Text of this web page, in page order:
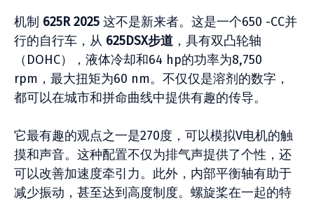
机制 625R 2025 这不是新来者。这是一个650 -CC并
行的自行车，从 625DSX步道 ，具有双凸轮轴
（DOHC），液体冷却和64 hp的功率为8,750
rpm，最大扭矩为60 nm。不仅仅是溶剂的数字，
都可以在城市和拼命曲线中提供有趣的传导。
它最有趣的观点之一是270度，可以模拟V电机的触
摸和声音。这种配置不仅为排气声提供了个性，还
可以改善加速度牵引力。此外，内部平衡轴有助于
减少振动，甚至达到高度制度。螺旋桨在一起的特